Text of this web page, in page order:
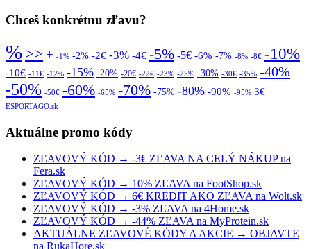
Chceš konkrétnu zľavu?
%>> + -1% -2% -2€ -3% -4€ -5% -5€ -6% -7% -8% -8€ -10%
-10€ -11€ -12% -15% -20% -20€ -22€ -23% -25% -30% -30€ -35% -40%
-50% -50€ -60% -65% -70% -75% -80% -90% -95% 3€
ESPORTAGO.sk
Aktuálne promo kódy
ZĽAVOVÝ KÓD → -3€ ZĽAVA NA CELÝ NÁKUP na
Fera.sk
ZĽAVOVÝ KÓD → 10% ZĽAVA na FootShop.sk
ZĽAVOVÝ KÓD → 6€ KREDIT AKO ZĽAVA na Wolt.sk
ZĽAVOVÝ KÓD → -3% ZĽAVA na 4Home.sk
ZĽAVOVÝ KÓD → -44% ZĽAVA na MyProtein.sk
AKTUÁLNE ZĽAVOVÉ KÓDY A AKCIE → OBJAVTE
na RukaHore.sk